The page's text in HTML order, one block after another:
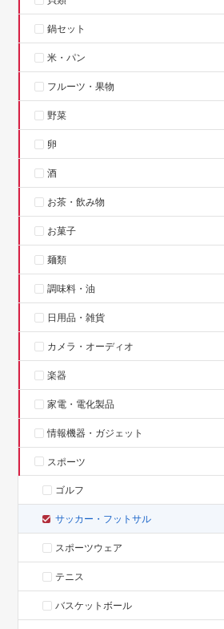
鍋セット
米・パン
フルーツ・果物
野菜
卵
酒
お茶・飲み物
お菓子
麺類
調味料・油
日用品・雑貨
カメラ・オーディオ
楽器
家電・電化製品
情報機器・ガジェット
スポーツ
ゴルフ
サッカー・フットサル
スポーツウェア
テニス
バスケットボール